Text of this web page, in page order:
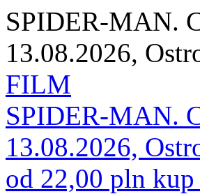
SPIDER-MAN.
13.08.2026,
FILM
SPIDER-MAN.
13.08.2026,
od 22,00 pln